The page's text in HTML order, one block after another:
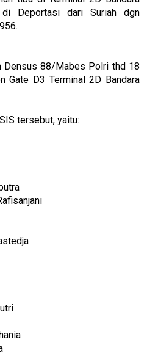
di Deportasi dari Suriah dgn
Densus 88/Mabes Polri thd 18
Gate D3 Terminal 2D Bandara
tersebut, yaitu: